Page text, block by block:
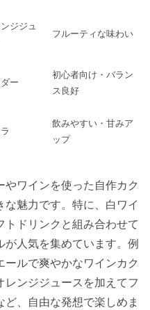
ジジュ
フルーティな味わい
ー
初心者向け・バラン
ス良好
飲みやすい・甘みア
ップ
ワインを使った自作カク
魅力です。特に、白ワイ
トドリンクと組み合わせて
人気を集めています。例
ールで爽やかなワインカク
レンジジュースを加えてフ
、自由な発想で楽しめま